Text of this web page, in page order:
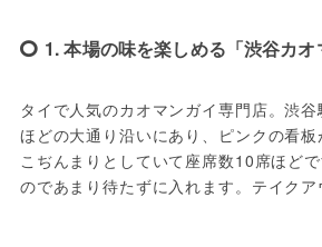
1. 本場の味を楽しめる「渋谷カオ
タイで人気のカオマンガイ専門店。渋
ほどの大通り沿いにあり、ピンクの看
こぢんまりとしていて座席数10席ほど
のであまり待たずに入れます。テイクア